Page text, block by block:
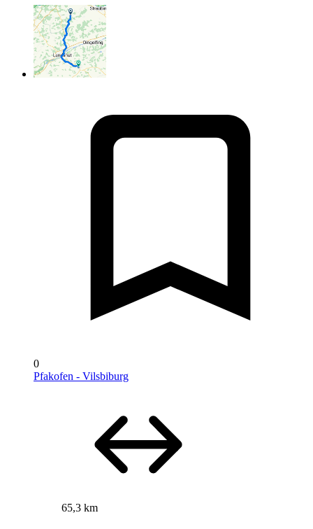
0
Pfakofen - Vilsbiburg
65,3 km